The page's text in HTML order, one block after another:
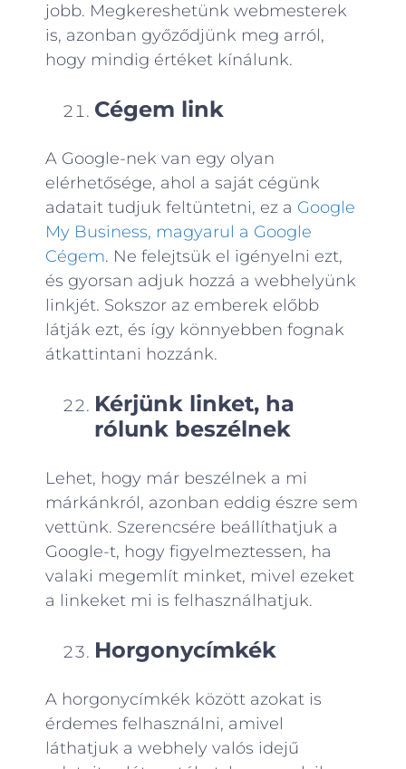
jobb. Megkereshetünk webmesterek
is, azonban győződjünk meg arról,
hogy mindig értéket kínálunk.
Cégem link
A Google-nek van egy olyan
elérhetősége, ahol a saját cégünk
adatait tudjuk feltüntetni, ez a Google
My Business, magyarul a Google
Cégem. Ne felejtsük el igényelni ezt,
és gyorsan adjuk hozzá a webhelyünk
linkjét. Sokszor az emberek előbb
látják ezt, és így könnyebben fognak
átkattintani hozzánk.
Kérjünk linket, ha
rólunk beszélnek
Lehet, hogy már beszélnek a mi
márkánkról, azonban eddig észre sem
vettünk. Szerencsére beállíthatjuk a
Google-t, hogy figyelmeztessen, ha
valaki megemlít minket, mivel ezeket
a linkeket mi is felhasználhatjuk.
Horgonycímkék
A horgonycímkék között azokat is
érdemes felhasználni, amivel
láthatjuk a webhely valós idejű